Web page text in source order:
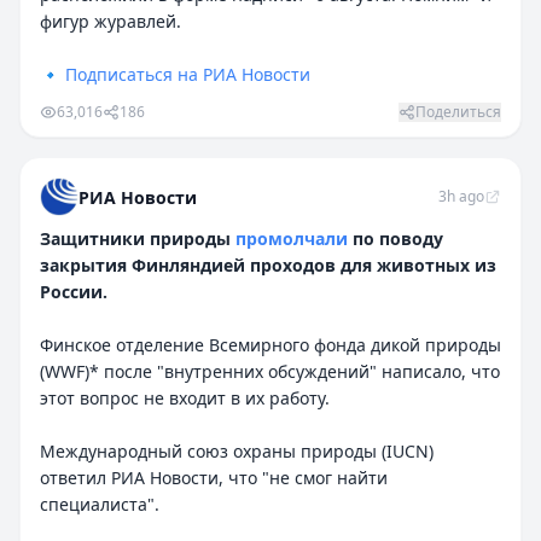
фигур журавлей.
🔹 Подписаться на РИА Новости
63,016 186 Поделиться
РИА Новости 3h ago
Защитники природы промолчали по поводу
закрытия Финляндией проходов для животных из
России.
Финское отделение Всемирного фонда дикой природы
(WWF)* после "внутренних обсуждений" написало, что
этот вопрос не входит в их работу.
Международный союз охраны природы (IUCN)
ответил РИА Новости, что "не смог найти
специалиста".